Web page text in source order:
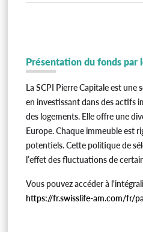
Présentation du fonds par
La SCPI Pierre Capitale est
en investissant dans des actifs
des logements. Elle offre une
Europe. Chaque immeuble est
potentiels. Cette politique de
l’effet des fluctuations de
Vous pouvez accéder à
https://fr.swisslife-am.com/fr/